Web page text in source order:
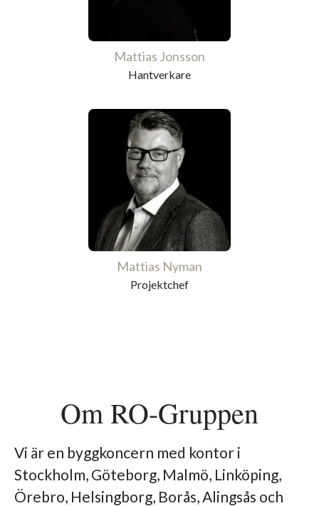
Mattias Jonsson
Hantverkare
Mattias Nyman
Projektchef
Om RO-Gruppen
Vi är en byggkoncern med kontor i
Stockholm, Göteborg, Malmö, Linköping,
Örebro, Helsingborg, Borås, Alingsås och